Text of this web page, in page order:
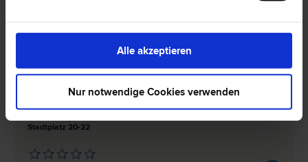
Alle akzeptieren
Nur notwendige Cookies verwenden
Dr. Wilfrid WETZL
Straf­recht | Wirtschafts­recht | Bau­recht
Stadtplatz 20-22